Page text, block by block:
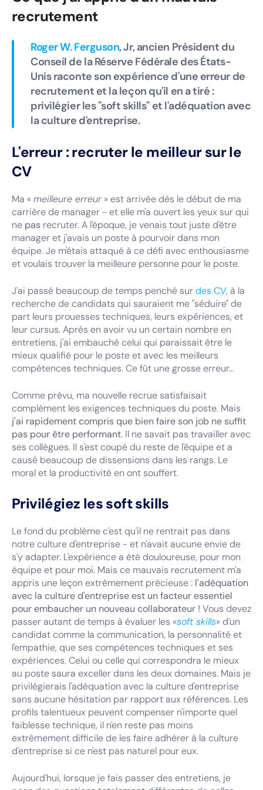
recrutement
Roger W. Ferguson, Jr, ancien Président du
Conseil de la Réserve Fédérale des États-
Unis raconte son expérience d'une erreur de
recrutement et la leçon qu'il en a tiré :
privilégier les "soft skills" et l'adéquation avec
la culture d'entreprise.
L'erreur : recruter le meilleur sur le
CV
Ma « meilleure erreur » est arrivée dès le début de ma
carrière de manager - et elle m'a ouvert les yeux sur qui
ne pas recruter. A l'époque, je venais tout juste d'être
manager et j'avais un poste à pourvoir dans mon
équipe. Je m'étais attaqué à ce défi avec enthousiasme
et voulais trouver la meilleure personne pour le poste.
J'ai passé beaucoup de temps penché surdes CV, à la
recherche de candidats qui sauraient me "séduire" de
part leurs prouesses techniques, leurs expériences, et
leur cursus. Après en avoir vu un certain nombre en
entretiens, j'ai embauché celui qui paraissait être le
mieux qualifié pour le poste et avec les meilleurs
compétences techniques. Ce fût une grosse erreur...
Comme prévu, ma nouvelle recrue satisfaisait
complément les exigences techniques du poste. Mais
j'ai rapidement compris que bien faire son job ne suffit
pas pour être performant. Il ne savait pas travailler avec
ses collègues. Il s'est coupé du reste de l'équipe et a
causé beaucoup de dissensions dans les rangs. Le
moral et la productivité en ont souffert.
Privilégiez les soft skills
Le fond du problème c'est qu'il ne rentrait pas dans
notre culture d'entreprise - et n'avait aucune envie de
s'y adapter. L'expérience a été douloureuse, pour mon
équipe et pour moi. Mais ce mauvais recrutement m'a
appris une leçon extrêmement précieuse : l'adéquation
avec la culture d'entreprise est un facteur essentiel
pour embaucher un nouveau collaborateur ! Vous devez
passer autant de temps à évaluer les «soft skills» d'un
candidat comme la communication, la personnalité et
l'empathie, que ses compétences techniques et ses
expériences. Celui ou celle qui correspondra le mieux
au poste saura exceller dans les deux domaines. Mais je
privilégierais l'adéquation avec la culture d'entreprise
sans aucune hésitation par rapport aux références. Les
profils talentueux peuvent compenser n'importe quel
faiblesse technique, il n'en reste pas moins
extrêmement difficile de les faire adhérer à la culture
d'entreprise si ce n'est pas naturel pour eux.
Aujourd'hui, lorsque je fais passer des entretiens, je